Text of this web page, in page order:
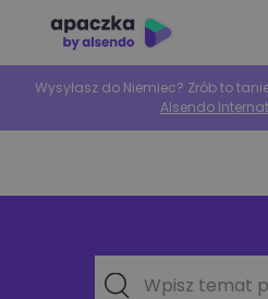
Wysyłasz do Niemiec? Zrób to
Alsendo
Wpisz temat